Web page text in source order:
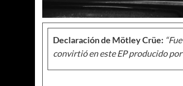
Declaración de Mötley Crüe:
convirtió en este EP producido por